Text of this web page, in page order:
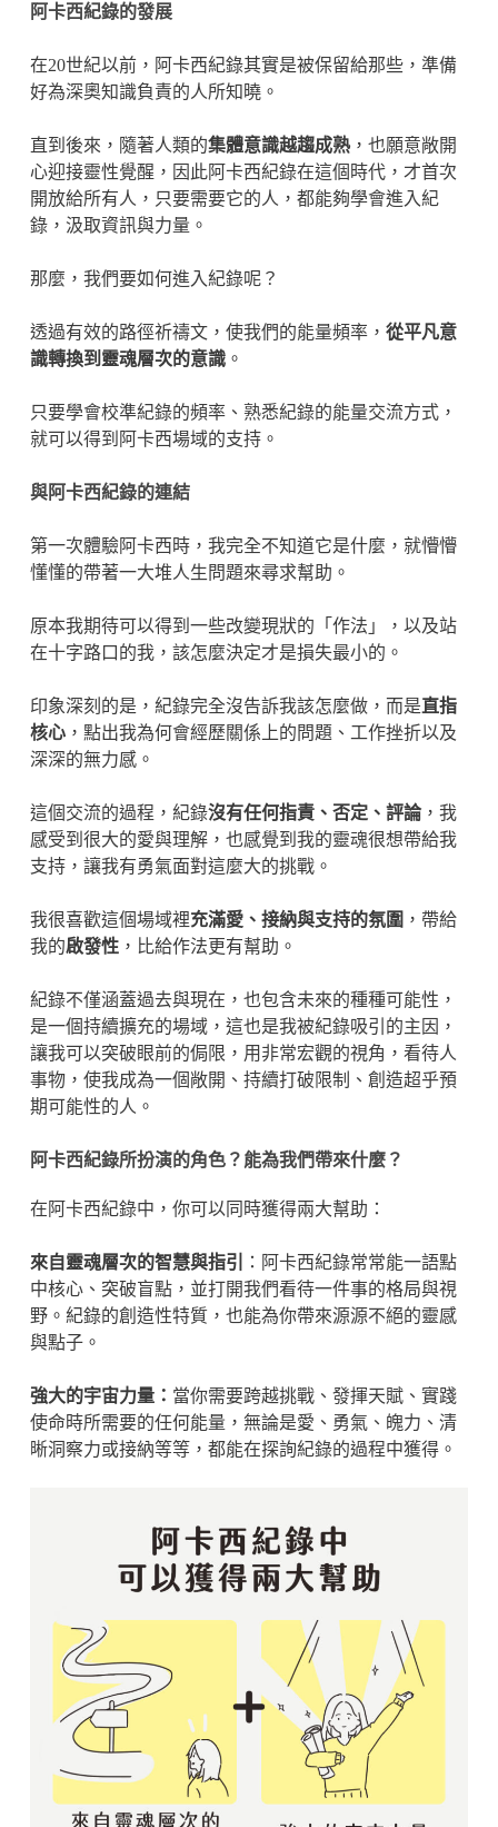
阿卡西紀錄的發展
在20世紀以前，阿卡西紀錄其實是被保留給那些，準備
好為深奧知識負責的人所知曉。
直到後來，隨著人類的集體意識越趨成熟，也願意敞開
心迎接靈性覺醒，因此阿卡西紀錄在這個時代，才首次
開放給所有人，只要需要它的人，都能夠學會進入紀
錄，汲取資訊與力量。
那麼，我們要如何進入紀錄呢？
透過有效的路徑祈禱文，使我們的能量頻率， 從平凡意
識轉換到靈魂層次的意識。
只要學會校準紀錄的頻率、熟悉紀錄的能量交流方式，
就可以得到阿卡西場域的支持。
與阿卡西紀錄的連結
第一次體驗阿卡西時，我完全不知道它是什麼，就懵懵
懂懂的帶著一大堆人生問題來尋求幫助。
原本我期待可以得到一些改變現狀的「作法」，以及站
在十字路口的我，該怎麼決定才是損失最小的。
印象深刻的是，紀錄完全沒告訴我該怎麼做，而是直指
核心，點出我為何會經歷關係上的問題、工作挫折以及
深深的無力感。
這個交流的過程，紀錄沒有任何指責、否定、評論，我
感受到很大的愛與理解，也感覺到我的靈魂很想帶給我
支持，讓我有勇氣面對這麼大的挑戰。
我很喜歡這個場域裡充滿愛、接納與支持的氛圍 ，帶給
我的啟發性，比給作法更有幫助。
紀錄不僅涵蓋過去與現在，也包含未來的種種可能性，
是一個持續擴充的場域，這也是我被紀錄吸引的主因，
讓我可以突破眼前的侷限，用非常宏觀的視角，看待人
事物，使我成為一個敞開、持續打破限制、創造超乎預
期可能性的人。
阿卡西紀錄所扮演的角色？能為我們帶來什麼？
在阿卡西紀錄中，你可以同時獲得兩大幫助：
來自靈魂層次的智慧與指引
：阿卡西紀錄常常能一語點
中核心、突破盲點，並打開我們看待一件事的格局與視
野。紀錄的創造性特質，也能為你帶來源源不絕的靈感
與點子。
強大的宇宙力量： 當你需要跨越挑戰、發揮天賦、實踐
使命時所需要的任何能量，無論是愛、勇氣、魄力、清
晰洞察力或接納等等，都能在探詢紀錄的過程中獲得。